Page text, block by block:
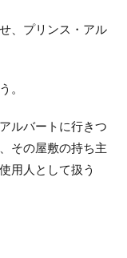
、プリンス・アル
。
ルバートに行きつ
その屋敷の持ち主
用人として扱う